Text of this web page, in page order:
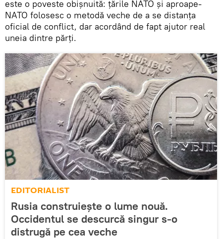
este o poveste obișnuită: țările NATO și aproape-
NATO folosesc o metodă veche de a se distanța
oficial de conflict, dar acordând de fapt ajutor real
uneia dintre părți.
EDITORIALIST
Rusia construiește o lume nouă.
Occidentul se descurcă singur s-o
distrugă pe cea veche